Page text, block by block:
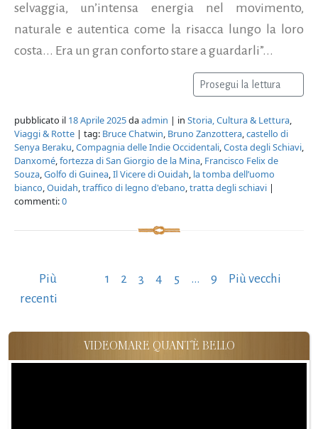
selvaggia, un’intensa energia nel movimento,
naturale e autentica come la risacca lungo la loro
costa... Era un gran conforto stare a guardarli”...
Prosegui la lettura
pubblicato il 18 Aprile 2025daadmin | in Storia, Cultura & Lettura,
Viaggi & Rotte | tag: Bruce Chatwin, Bruno Zanzottera,castello di
Senya Beraku,Compagnia delle Indie Occidentali,Costa degli Schiavi,
Danxomé,fortezza di San Giorgio de la Mina, Francisco Felix de
Souza,Golfo di Guinea,Il Vicere di Ouidah, la tomba dell’uomo
bianco,Ouidah,traffico di legno d'ebano,tratta degli schiavi |
commenti:0
Paginazione
degli
Più
recenti
1 2 3 4 5 … 9 Più vecchi
VIDEOMARE QUANT'È BELLO